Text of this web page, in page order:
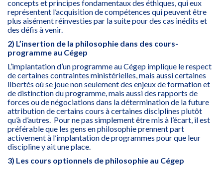
concepts et principes fondamentaux des éthiques, qui eux
représentent l’acquisition de compétences qui peuvent être
plus aisément réinvesties par la suite pour des cas inédits et
des défis à venir.
2) L’insertion de la philosophie dans des cours-
programme au Cégep
L’implantation d’un programme au Cégep implique le respect
de certaines contraintes ministérielles, mais aussi certaines
libertés où se joue non seulement des enjeux de formation et
de distinction du programme, mais aussi des rapports de
forces ou de négociations dans la détermination de la future
attribution de certains cours à certaines disciplines plutôt
qu’à d’autres. Pour ne pas simplement être mis à l’écart, il est
préférable que les gens en philosophie prennent part
activement à l’implantation de programmes pour que leur
discipline y ait une place.
3) Les cours optionnels de philosophie au Cégep